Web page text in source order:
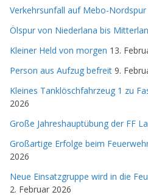
Verkehrsunfall auf Mebo-Nordspur
Ölspur von Niederlana bis
Kleiner Held von morgen 13.
Person aus Aufzug befreit 9.
Kleines Tanklöschfahrzeug 1 zu
2026
Große Jahreshauptübung der FF
Großartige Erfolge beim
2026
Neue Einsatzgruppe wird in die
2. Februar 2026